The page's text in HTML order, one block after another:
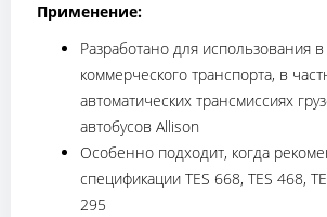
Применение:
Разработано для использования
коммерческого транспорта, в
автоматических трансмиссиях
автобусов Allison
Особенно подходит, когда
спецификации TES 668, TES 468,
295